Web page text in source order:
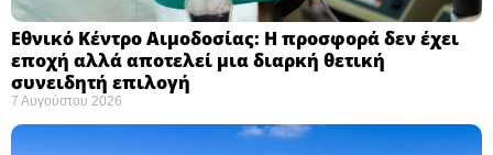
Εθνικό Κέντρο Αιμοδοσίας: H προσφορά δεν έχει
εποχή αλλά αποτελεί μια διαρκή θετική
συνειδητή επιλογή ​
7 Αυγούστου 2026